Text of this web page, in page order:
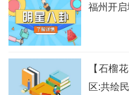
福州开启
【石榴
区:共绘